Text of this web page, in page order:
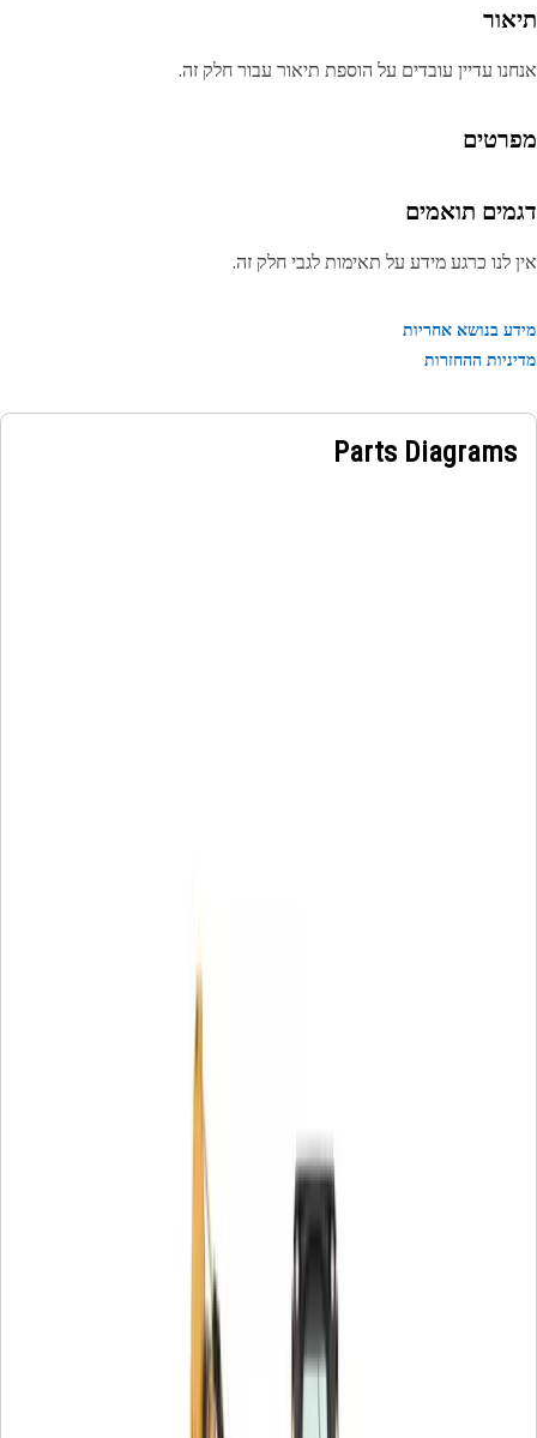
עדיין עובדים על הוספת תיאור עבור חלק זה.
תואמים
לנו כרגע מידע על תאימות לגבי חלק זה.
בנושא אחריות
ההחזרות
Parts Diagrams